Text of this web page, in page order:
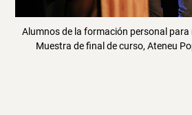
Alumnos de la formación personal para
Muestra de final de curso, Ateneu